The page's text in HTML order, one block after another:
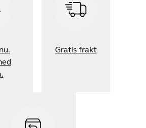
Gratis frakt